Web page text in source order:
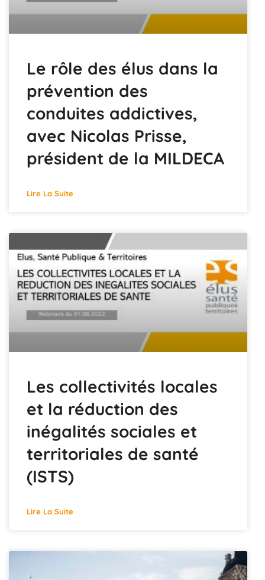
Le rôle des élus dans la
prévention des
conduites addictives,
avec Nicolas Prisse,
président de la MILDECA
Lire La Suite
Les collectivités locales
et la réduction des
inégalités sociales et
territoriales de santé
(ISTS)
Lire La Suite